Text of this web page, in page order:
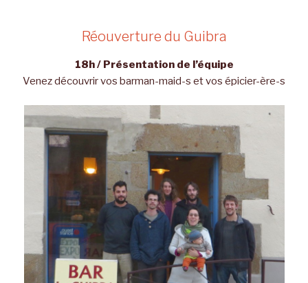
Réouverture du Guibra
18h / Présentation de l’équipe
Venez découvrir vos barman-maid-s et vos épicier-ère-s